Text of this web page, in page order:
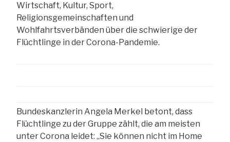
Wirtschaft, Kultur, Sport,
Religionsgemeinschaften und
Wohlfahrtsverbänden über die schwierige der
Flüchtlinge in der Corona-Pandemie.
Bundeskanzlerin Angela Merkel betont, dass
Flüchtlinge zu der Gruppe zählt, die am meisten
unter Corona leidet: „Sie können nicht im Home